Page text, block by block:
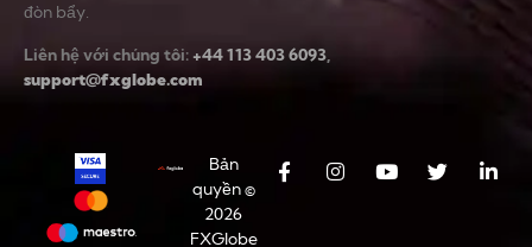
đòn bẩy.
Liên hệ với chúng tôi:+44 113 403 6093,
support@fxglobe.com
Bản
quyền ©
2026
FXGlobe